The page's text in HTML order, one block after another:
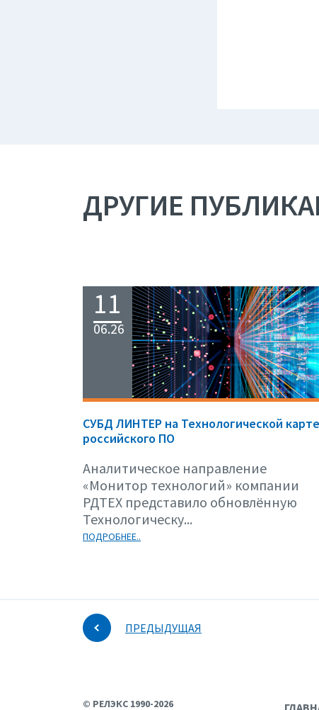
ДРУГИЕ
11
06.26
СУБД ЛИНТЕР на Технологической карте
российского ПО
Аналитическое направление
«Монитор технологий» компании
РДТЕХ представило обновлённую
Технологическу...
ПОДРОБНЕЕ..
ПРЕДЫДУЩАЯ
© РЕЛЭКС 1990-2026